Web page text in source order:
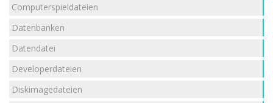
Computerspieldateien
Datenbanken
Datendatei
Developerdateien
Diskimagedateien